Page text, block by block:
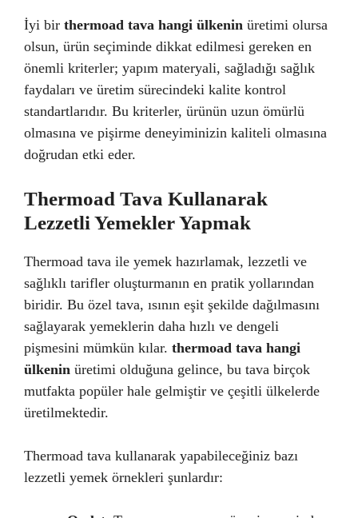
İyi bir thermoad tava hangi ülkenin üretimi olursa
olsun, ürün seçiminde dikkat edilmesi gereken en
önemli kriterler; yapım materyali, sağladığı sağlık
faydaları ve üretim sürecindeki kalite kontrol
standartlarıdır. Bu kriterler, ürünün uzun ömürlü
olmasına ve pişirme deneyiminizin kaliteli olmasına
doğrudan etki eder.
Thermoad Tava Kullanarak
Lezzetli Yemekler Yapmak
Thermoad tava ile yemek hazırlamak, lezzetli ve
sağlıklı tarifler oluşturmanın en pratik yollarından
biridir. Bu özel tava, ısının eşit şekilde dağılmasını
sağlayarak yemeklerin daha hızlı ve dengeli
pişmesini mümkün kılar. thermoad tava hangi
ülkenin üretimi olduğuna gelince, bu tava birçok
mutfakta popüler hale gelmiştir ve çeşitli ülkelerde
üretilmektedir.
Thermoad tava kullanarak yapabileceğiniz bazı
lezzetli yemek örnekleri şunlardır: